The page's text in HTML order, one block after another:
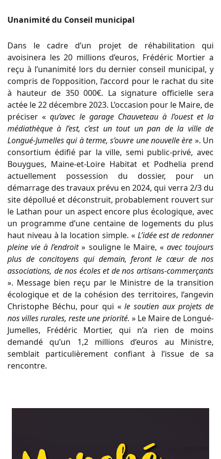
Unanimité du Conseil municipal
Dans le cadre d’un projet de réhabilitation qui
avoisinera les 20 millions d’euros, Frédéric Mortier a
reçu à l’unanimité lors du dernier conseil municipal, y
compris de l’opposition, l’accord pour le rachat du site
à hauteur de 350 000€. La signature officielle sera
actée le 22 décembre 2023. L’occasion pour le Maire, de
préciser «qu’avec le garage Chauveteau à l’ouest et la
médiathèque à l’est, c’est un tout un pan de la ville de
Longué-Jumelles qui à terme, s’ouvre une nouvelle ère ». Un
consortium édifié par la ville, semi public-privé, avec
Bouygues, Maine-et-Loire Habitat et Podhelia prend
actuellement possession du dossier, pour un
démarrage des travaux prévu en 2024, qui verra 2/3 du
site dépollué et déconstruit, probablement rouvert sur
le Lathan pour un aspect encore plus écologique, avec
un programme d’une centaine de logements du plus
haut niveau à la location simple. « L’idée est de redonner
pleine vie à l’endroit» souligne le Maire, « avec toujours
plus de concitoyens qui demain, feront le cœur de nos
associations, de nos écoles et de nos artisans-commerçants
». Message bien reçu par le Ministre de la transition
écologique et de la cohésion des territoires, l’angevin
Christophe Béchu, pour qui «le soutien aux projets de
nos villes rurales, reste une priorité. » Le Maire de Longué-
Jumelles, Frédéric Mortier, qui n’a rien de moins
demandé qu’un 1,2 millions d’euros au Ministre,
semblait particulièrement confiant à l’issue de sa
rencontre.